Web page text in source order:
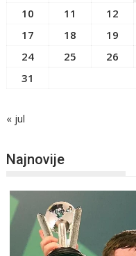
10
11 12
17
18 19
24
25 26
31
« jul
Najnovije